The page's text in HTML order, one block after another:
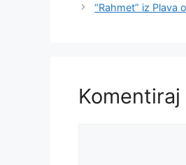
“Rahmet” iz Plava
Komentiraj